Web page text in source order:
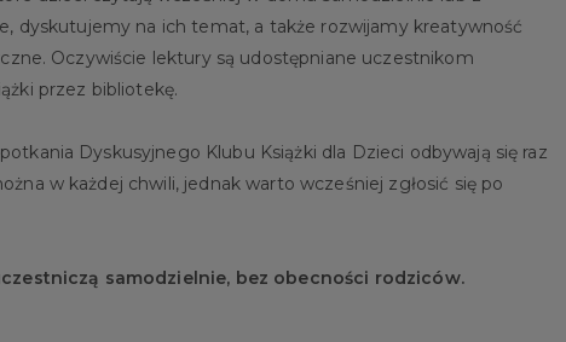
dyskutujemy na ich temat, a także rozwijamy kreatywność
Oczywiście lektury są udostępniane uczestnikom
przez bibliotekę.
Dyskusyjnego Klubu Książki dla Dzieci odbywają się raz
w każdej chwili, jednak warto wcześniej zgłosić się po
samodzielnie, bez obecności rodziców.